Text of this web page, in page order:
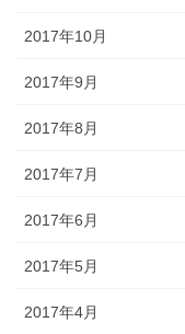
2017年10月
2017年9月
2017年8月
2017年7月
2017年6月
2017年5月
2017年4月